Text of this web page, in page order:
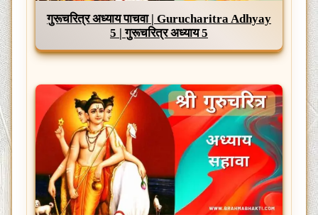
गुरूचरित्र अध्याय पाचवा | Gurucharitra Adhyay
5 | गुरूचरित्र अध्याय 5